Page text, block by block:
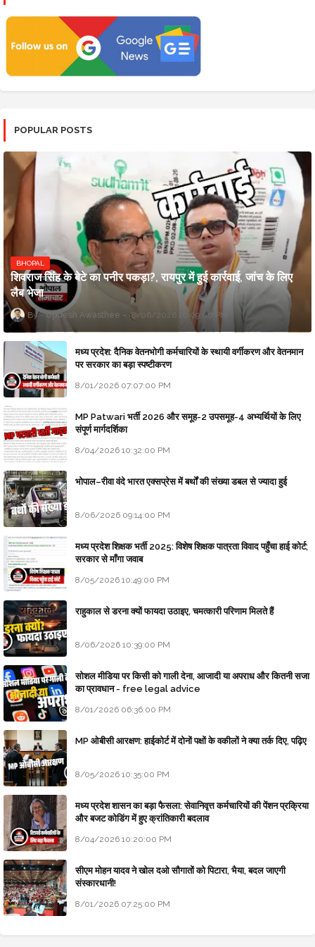
POPULAR POSTS
BHOPAL
शिवराज सिंह के बेटे का पनीर पकड़ा?, रायपुर में हुई कार्रवाई, जांच के लिए
लैब भेजा
Updesh Awasthee 8/06/2026 10:09:00 PM
मध्य प्रदेश: दैनिक वेतनभोगी कर्मचारियों के स्थायी वर्गीकरण और वेतनमान
पर सरकार का बड़ा स्पष्टीकरण
8/01/2026 07:07:00 PM
MP Patwari भर्ती 2026 और समूह-2 उपसमूह-4 अभ्यर्थियों के लिए
संपूर्ण मार्गदर्शिका
8/04/2026 10:32:00 PM
भोपाल–रीवा वंदे भारत एक्सप्रेस में बर्थों की संख्या डबल से ज्यादा हुई
8/06/2026 09:14:00 PM
मध्य प्रदेश शिक्षक भर्ती 2025: विशेष शिक्षक पात्रता विवाद पहुँचा हाई कोर्ट;
सरकार से माँगा जवाब
8/05/2026 10:49:00 PM
राहुकाल से डरना क्यों फायदा उठाइए, चमत्कारी परिणाम मिलते हैं
8/06/2026 10:39:00 PM
सोशल मीडिया पर किसी को गाली देना, आजादी या अपराध और कितनी सजा
का प्रावधान - free legal advice
8/01/2026 06:36:00 PM
MP ओबीसी आरक्षण: हाईकोर्ट में दोनों पक्षों के वकीलों ने क्या तर्क दिए, पढ़िए
8/05/2026 10:35:00 PM
मध्य प्रदेश शासन का बड़ा फैसला: सेवानिवृत्त कर्मचारियों की पेंशन प्रक्रिया
और बजट कोडिंग में हुए क्रांतिकारी बदलाव
8/04/2026 10:20:00 PM
सीएम मोहन यादव ने खोल दओ सौगातों को पिटारा, भैया, बदल जाएगी
संस्कारधानी!
8/01/2026 07:25:00 PM